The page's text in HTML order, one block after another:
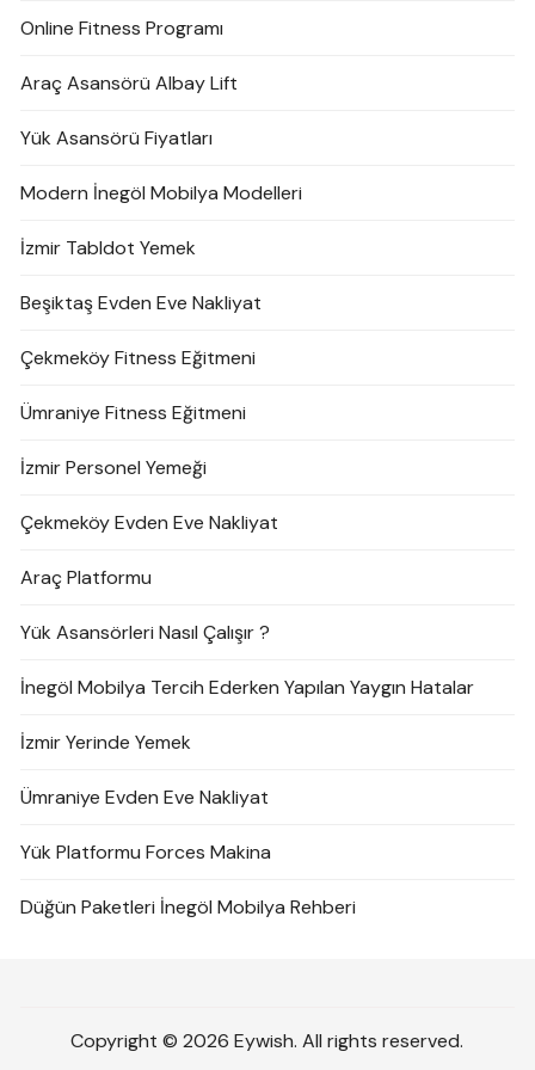
Online Fitness Programı
Araç Asansörü Albay Lift
Yük Asansörü Fiyatları
Modern İnegöl Mobilya Modelleri
İzmir Tabldot Yemek
Beşiktaş Evden Eve Nakliyat
Çekmeköy Fitness Eğitmeni
Ümraniye Fitness Eğitmeni
İzmir Personel Yemeği
Çekmeköy Evden Eve Nakliyat
Araç Platformu
Yük Asansörleri Nasıl Çalışır ?
İnegöl Mobilya Tercih Ederken Yapılan Yaygın Hatalar
İzmir Yerinde Yemek
Ümraniye Evden Eve Nakliyat
Yük Platformu Forces Makina
Düğün Paketleri İnegöl Mobilya Rehberi
Copyright © 2026 Eywish. All rights reserved.